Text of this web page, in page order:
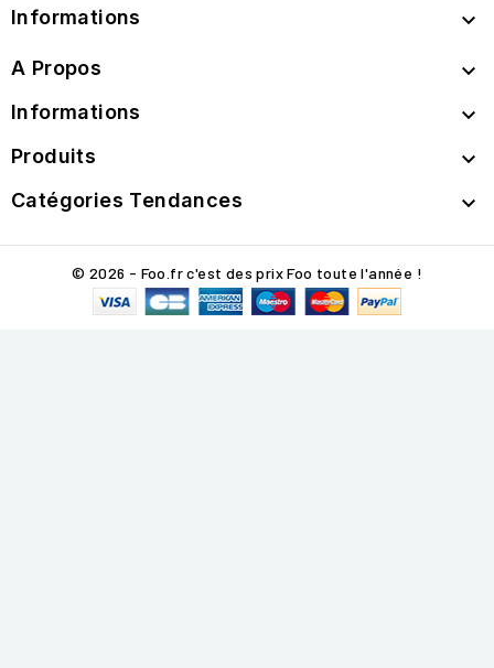
Informations 
A Propos 
Informations 
Produits 
Catégories Tendances 
© 2026 - Foo.fr c'est des prix Foo toute l'année !